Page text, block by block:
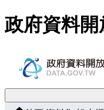
跳至主要內容
政府資料開